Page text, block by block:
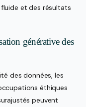
et des résultats
générative des
des données, les
éthiques
peuvent